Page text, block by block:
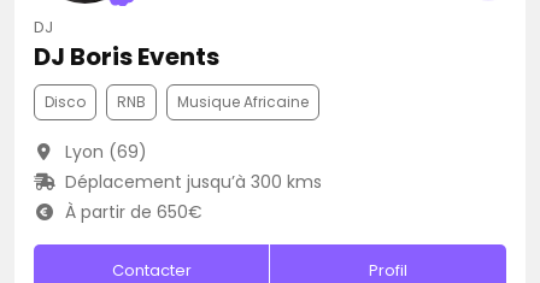
DJ
DJ Boris Events
Disco RNB Musique Africaine
Lyon (69)
Déplacement jusqu’à 300 kms
À partir de 650€
Contacter Profil